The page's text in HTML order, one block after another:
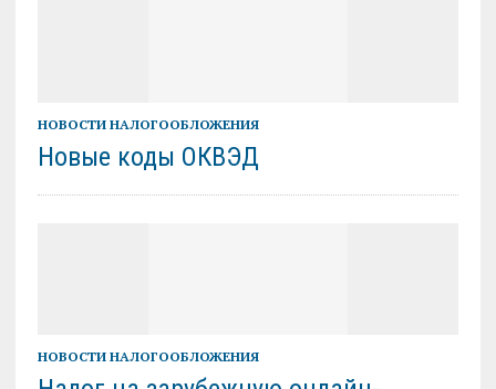
НОВОСТИ НАЛОГООБЛОЖЕНИЯ
Новые коды ОКВЭД
НОВОСТИ НАЛОГООБЛОЖЕНИЯ